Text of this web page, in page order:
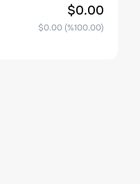
$0.00
$0.00(%100.00)